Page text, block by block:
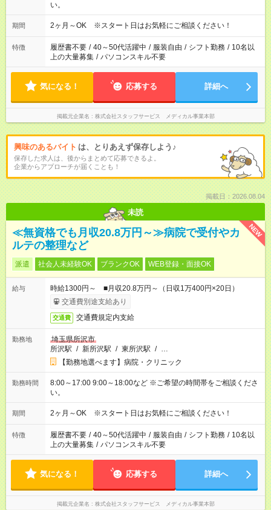
い。
期間 2ヶ月～OK ※スタート日はお気軽にご相談ください！
特徴 履歴書不要 / 40～50代活躍中 / 服装自由 / シフト勤務 / 10名以
上の大量募集 / パソコンスキル不要
気になる！ 応募する 詳細へ
掲載元企業名 株式会社スタッフサービス メディカル事業本部
興味のあるバイト は、とりあえず保存しよう♪
保存した求人は、後からまとめて応募できるよ。
企業からアプローチが届くことも！
掲載日：2026.08.04
未読
NEW
≪無資格でも月収20.8万円～≫病院で受付やカ
ルテの整理など
派遣 社会人未経験OK ブランクOK WEB登録・面接OK
給与
時給1300円～ ■月収20.8万円～（日収1万400円×20日）
交通費別途支給あり
交通費 交通費規定内支給
勤務地
埼玉県所沢市
所沢駅 / 新所沢駅 / 東所沢駅 / …
【勤務地選べます】病院・クリニック
勤務時間
8:00～17:00 9:00～18:00など ※ご希望の時間帯をご相談くださ
い。
期間 2ヶ月～OK ※スタート日はお気軽にご相談ください！
特徴 履歴書不要 / 40～50代活躍中 / 服装自由 / シフト勤務 / 10名以
上の大量募集 / パソコンスキル不要
気になる！ 応募する 詳細へ
掲載元企業名 株式会社スタッフサービス メディカル事業本部